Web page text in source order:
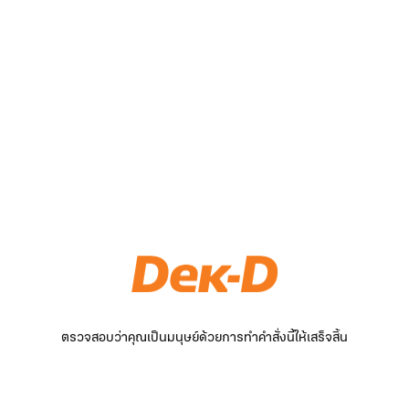
ตรวจสอบว่าคุณเป็นมนุษย์ด้วยการทำคำสั่งนี้ให้เสร็จสิ้น